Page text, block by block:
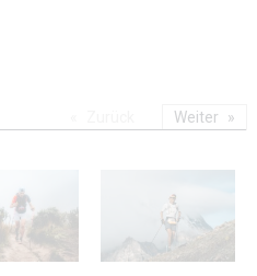
Weiter